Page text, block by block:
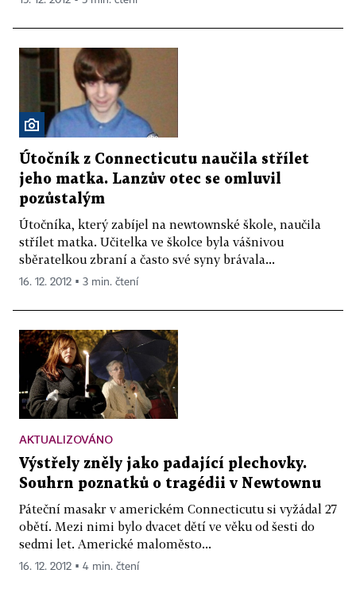
Útočník z Connecticutu naučila střílet
jeho matka. Lanzův otec se omluvil
pozůstalým
Útočníka, který zabíjel na newtownské škole, naučila
střílet matka. Učitelka ve školce byla vášnivou
sběratelkou zbraní a často své syny brávala...
16. 12. 2012 ▪ 3 min. čtení
AKTUALIZOVÁNO
Výstřely zněly jako padající plechovky.
Souhrn poznatků o tragédii v Newtownu
Páteční masakr v americkém Connecticutu si vyžádal 27
obětí. Mezi nimi bylo dvacet dětí ve věku od šesti do
sedmi let. Americké maloměsto...
16. 12. 2012 ▪ 4 min. čtení